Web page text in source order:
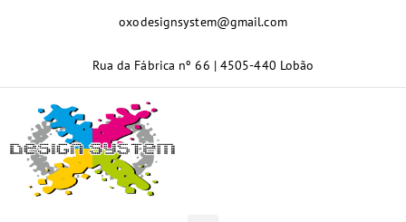
oxodesignsystem@gmail.com
Rua da Fábrica nº 66 | 4505-440 Lobão